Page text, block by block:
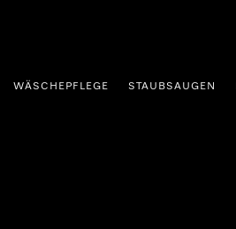
WÄSCHEPFLEGE STAUBSAUGEN